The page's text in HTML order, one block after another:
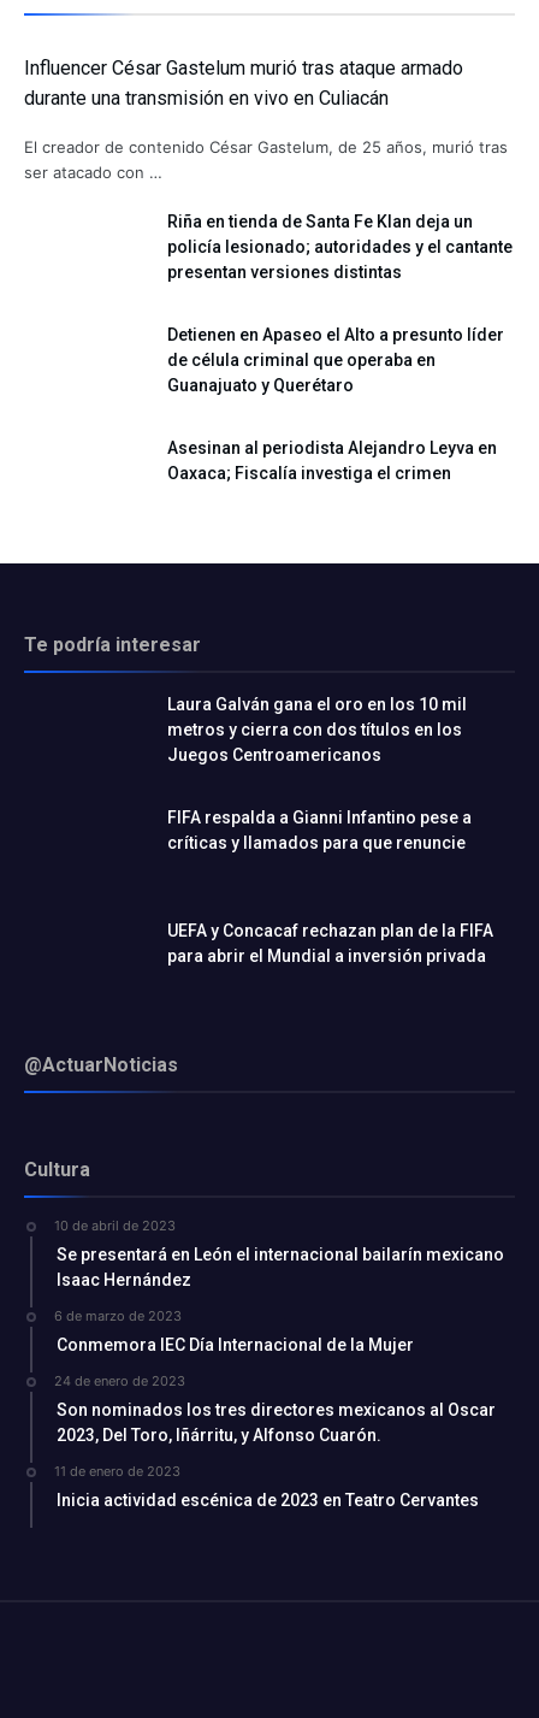
Influencer César Gastelum murió tras ataque armado
durante una transmisión en vivo en Culiacán
El creador de contenido César Gastelum, de 25 años, murió tras
ser atacado con …
Riña en tienda de Santa Fe Klan deja un
policía lesionado; autoridades y el cantante
presentan versiones distintas
Detienen en Apaseo el Alto a presunto líder
de célula criminal que operaba en
Guanajuato y Querétaro
Asesinan al periodista Alejandro Leyva en
Oaxaca; Fiscalía investiga el crimen
Te podría interesar
Laura Galván gana el oro en los 10 mil
metros y cierra con dos títulos en los
Juegos Centroamericanos
FIFA respalda a Gianni Infantino pese a
críticas y llamados para que renuncie
UEFA y Concacaf rechazan plan de la FIFA
para abrir el Mundial a inversión privada
@ActuarNoticias
Cultura
10 de abril de 2023
Se presentará en León el internacional bailarín mexicano
Isaac Hernández
6 de marzo de 2023
Conmemora IEC Día Internacional de la Mujer
24 de enero de 2023
Son nominados los tres directores mexicanos al Oscar
2023, Del Toro, Iñárritu, y Alfonso Cuarón.
11 de enero de 2023
Inicia actividad escénica de 2023 en Teatro Cervantes